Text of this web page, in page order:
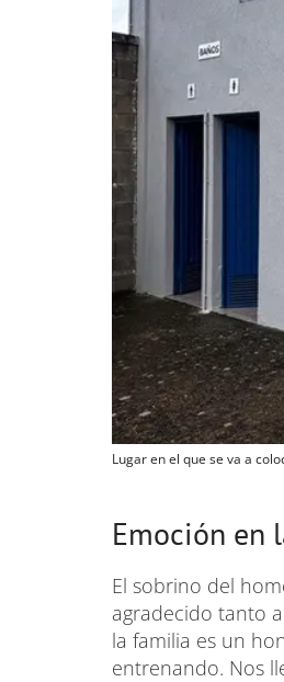
Lugar en el que se va a
Emoción en
El sobrino del
agradecido tanto
la familia es un
entrenando. Nos